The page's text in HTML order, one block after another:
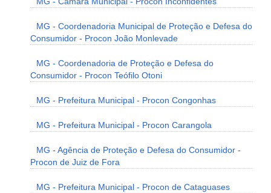
MG - Coordenadoria Municipal de Proteção e Defesa do
Consumidor - Procon João Monlevade
MG - Coordenadoria de Proteção e Defesa do
Consumidor - Procon Teófilo Otoni
MG - Prefeitura Municipal - Procon Congonhas
MG - Prefeitura Municipal - Procon Carangola
MG - Agência de Proteção e Defesa do Consumidor -
Procon de Juiz de Fora
MG - Prefeitura Municipal - Procon de Cataguases